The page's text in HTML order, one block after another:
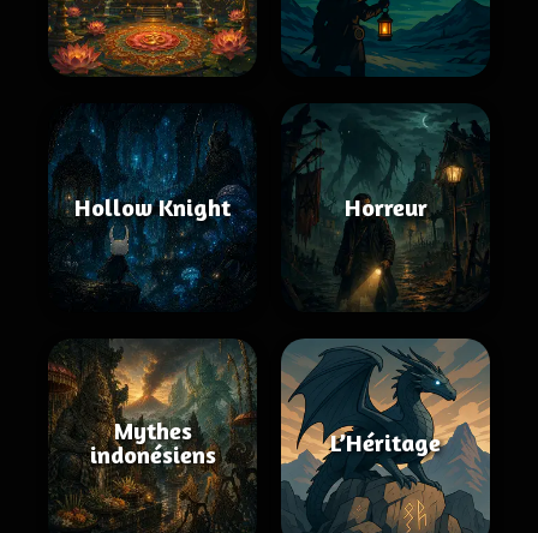
Hollow Knight Horreur
Mythes
indonésiens
L’Héritage